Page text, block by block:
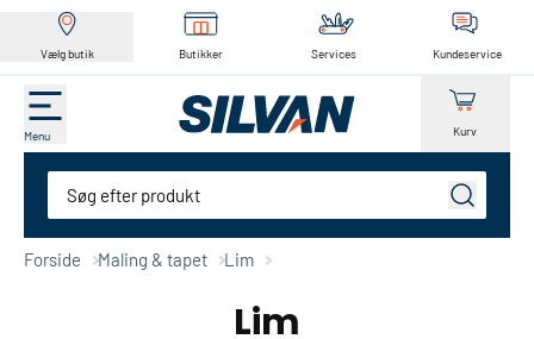
Vælg butik Butikker Services Kundeservice
Menu Kurv
Søg
Forside Maling & tapet Lim
Lim